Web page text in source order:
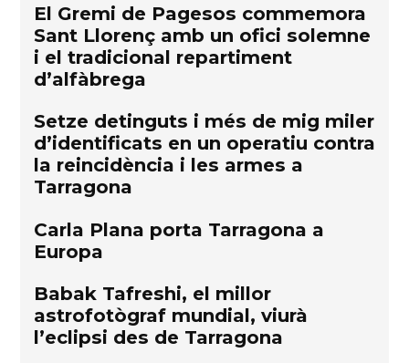
El Gremi de Pagesos commemora
Sant Llorenç amb un ofici solemne
i el tradicional repartiment
d’alfàbrega
Setze detinguts i més de mig miler
d’identificats en un operatiu contra
la reincidència i les armes a
Tarragona
Carla Plana porta Tarragona a
Europa
Babak Tafreshi, el millor
astrofotògraf mundial, viurà
l’eclipsi des de Tarragona